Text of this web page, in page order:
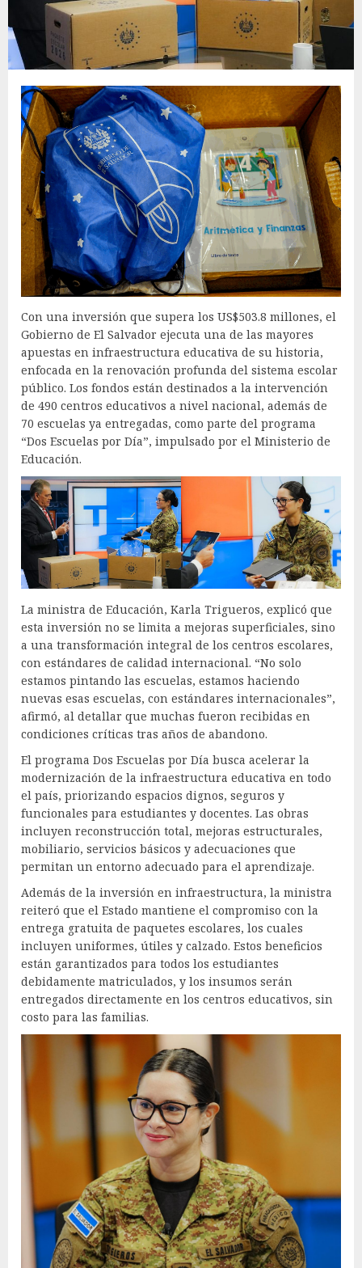
Con una inversión que supera los US$503.8 millones, el
Gobierno de El Salvador ejecuta una de las mayores
apuestas en infraestructura educativa de su historia,
enfocada en la renovación profunda del sistema escolar
público. Los fondos están destinados a la intervención
de 490 centros educativos a nivel nacional, además de
70 escuelas ya entregadas, como parte del programa
“Dos Escuelas por Día”, impulsado por el Ministerio de
Educación.
La ministra de Educación, Karla Trigueros, explicó que
esta inversión no se limita a mejoras superficiales, sino
a una transformación integral de los centros escolares,
con estándares de calidad internacional. “No solo
estamos pintando las escuelas, estamos haciendo
nuevas esas escuelas, con estándares internacionales”,
afirmó, al detallar que muchas fueron recibidas en
condiciones críticas tras años de abandono.
El programa Dos Escuelas por Día busca acelerar la
modernización de la infraestructura educativa en todo
el país, priorizando espacios dignos, seguros y
funcionales para estudiantes y docentes. Las obras
incluyen reconstrucción total, mejoras estructurales,
mobiliario, servicios básicos y adecuaciones que
permitan un entorno adecuado para el aprendizaje.
Además de la inversión en infraestructura, la ministra
reiteró que el Estado mantiene el compromiso con la
entrega gratuita de paquetes escolares, los cuales
incluyen uniformes, útiles y calzado. Estos beneficios
están garantizados para todos los estudiantes
debidamente matriculados, y los insumos serán
entregados directamente en los centros educativos, sin
costo para las familias.